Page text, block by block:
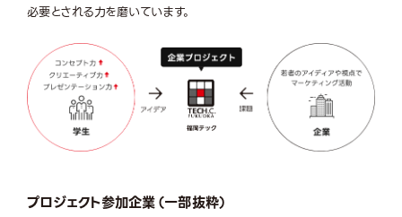
必要とされる力を磨いています。
プロジェクト参加企業（一部抜粋）